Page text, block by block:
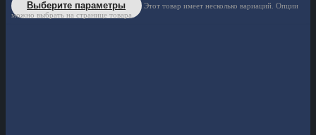
Выберите параметры
Этот товар имеет несколько вариаций. Опции
можно выбрать на странице товара.